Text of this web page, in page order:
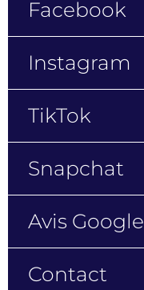
Facebook
Instagram
TikTok
Snapchat
Avis Google
Contact